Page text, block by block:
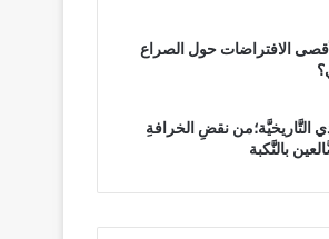
الافتراضات حول الصراع
التَّاريخيَّة؛من نقضِ الخرافةِ
بالنَّكبة